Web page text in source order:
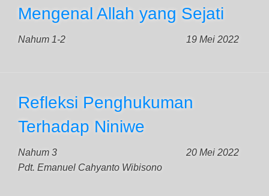
Mengenal Allah yang Sejati
Nahum 1-2 19 Mei 2022
Refleksi Penghukuman
Terhadap Niniwe
Nahum 3
20 Mei 2022
Pdt. Emanuel Cahyanto Wibisono